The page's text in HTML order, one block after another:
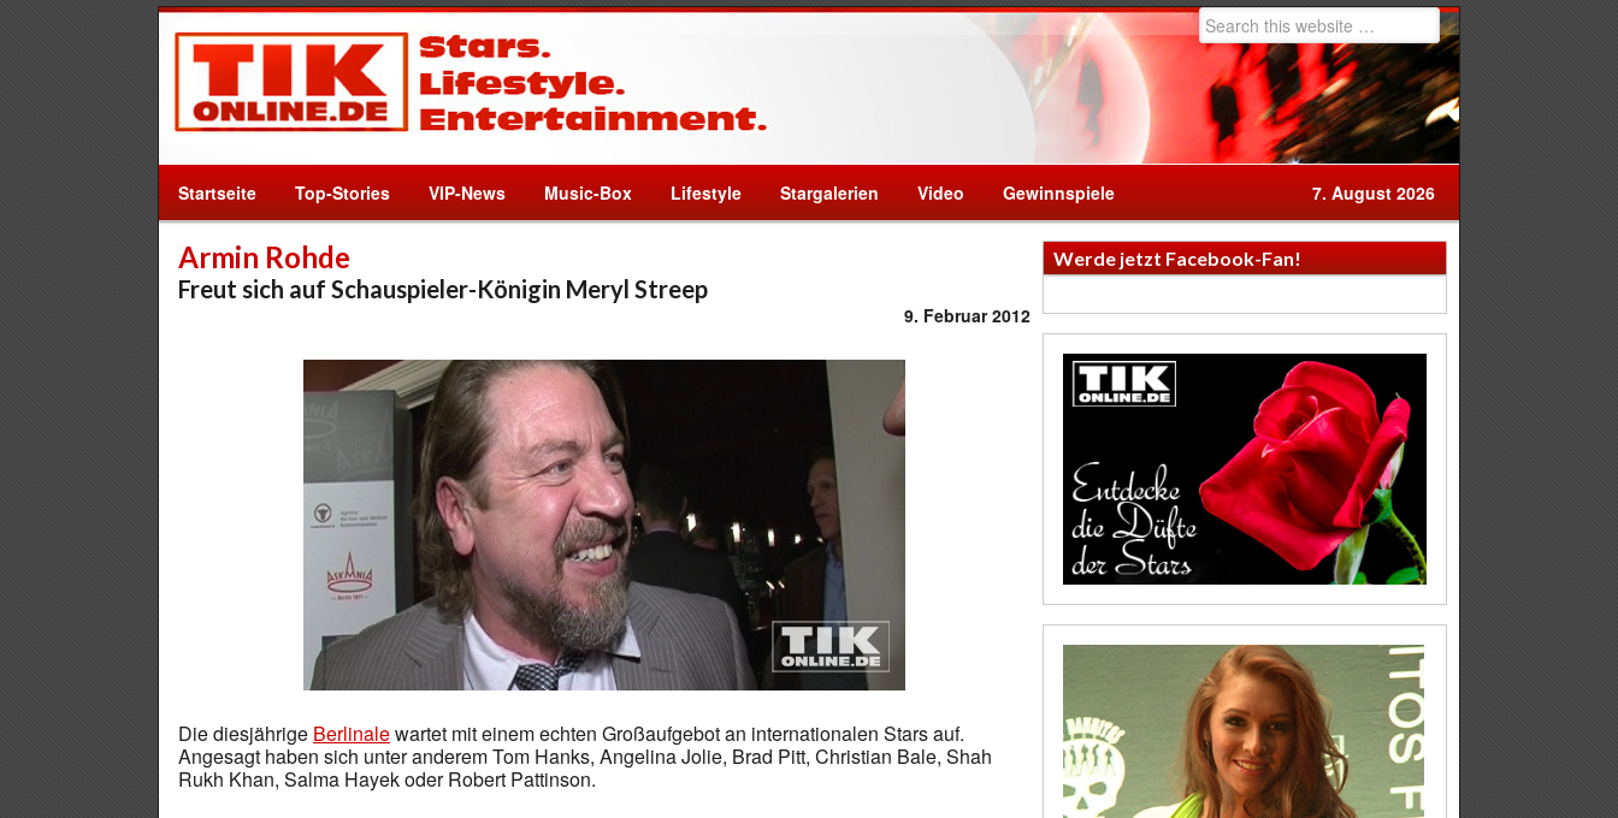
Startseite Top-Stories VIP-News Music-Box Lifestyle Stargalerien Video Gewinnspiele 7. August 2026
Armin Rohde
Freut sich auf Schauspieler-Königin Meryl Streep
9. Februar 2012
Die diesjährige Berlinalewartet mit einem echten Großaufgebot an internationalen Stars auf.
Angesagt haben sich unter anderem Tom Hanks, Angelina Jolie, Brad Pitt, Christian Bale, Shah
Rukh Khan, Salma Hayek oder Robert Pattinson.
Werde jetzt Facebook-Fan!